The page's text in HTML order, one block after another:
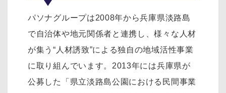
パソナグループは2008年から兵庫県淡路島
で自治体や地元関係者と連携し、様々な人材
が集う“人材誘致”による独自の地域活性事業
に取り組んでいます。2013年には兵庫県が
公募した「県立淡路島公園における民間事業